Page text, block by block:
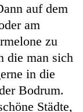
auf dem
am
zu
die man sich
in die
Bodrum.
Städte,